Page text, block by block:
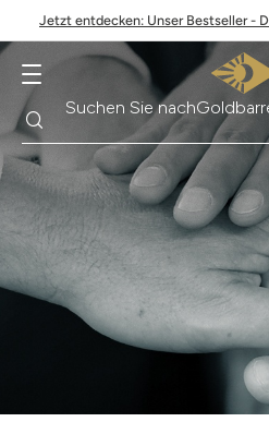
Jetzt entdecken: Unser Bestseller -
Suche Suchen Sie nach